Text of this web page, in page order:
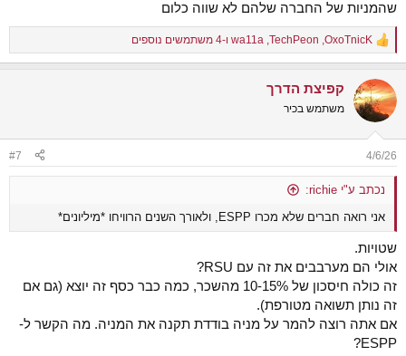
שהמניות של החברה שלהם לא שווה כלום
R
e
c
t
i
s
:
OxoTnicK
,
TechPeon
,
wa11a ו-4 משתמשים נוספים
קפיצת הדרך
משתמש בכיר
4/6/26
#7
נכתב ע"י richie:
אני רואה חברים שלא מכרו ESPP, ולאורך השנים הרוויחו *מיליונים*
שטויות.
אולי הם מערבבים את זה עם RSU?
זה כולה חיסכון של 10-15% מהשכר, כמה כבר כסף זה יוצא (גם אם
זה נותן תשואה מטורפת).
אם אתה רוצה להמר על מניה בודדת תקנה את המניה. מה הקשר ל-
ESPP?